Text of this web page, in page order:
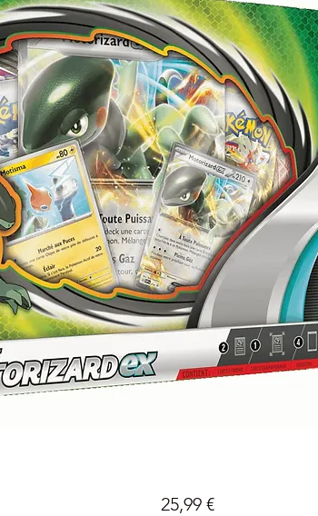
25,99 €Prix